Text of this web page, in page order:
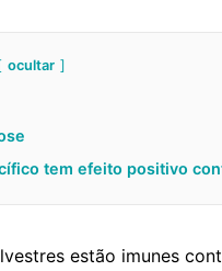
ocultar
tem efeito positivo
estão imunes